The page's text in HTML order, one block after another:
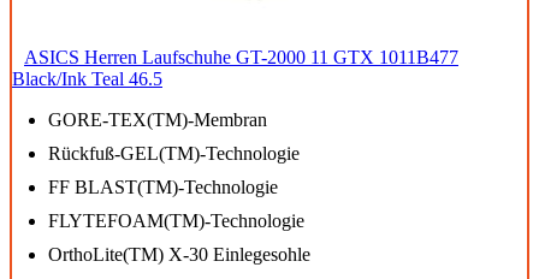
ASICS Herren Laufschuhe GT-2000 11 GTX 1011B477
Black/Ink Teal 46.5
GORE-TEX(TM)-Membran
Rückfuß-GEL(TM)-Technologie
FF BLAST(TM)-Technologie
FLYTEFOAM(TM)-Technologie
OrthoLite(TM) X-30 Einlegesohle